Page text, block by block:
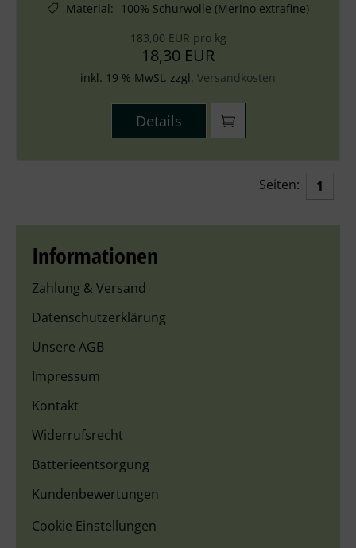
Material: 100% Schurwolle (Merino extrafine)
183,00 EUR pro kg
18,30 EUR
inkl. 19 % MwSt. zzgl. Versandkosten
Details
Seiten: 1
Informationen
Zahlung & Versand
Datenschutzerklärung
Unsere AGB
Impressum
Kontakt
Widerrufsrecht
Batterieentsorgung
Kundenbewertungen
Cookie Einstellungen